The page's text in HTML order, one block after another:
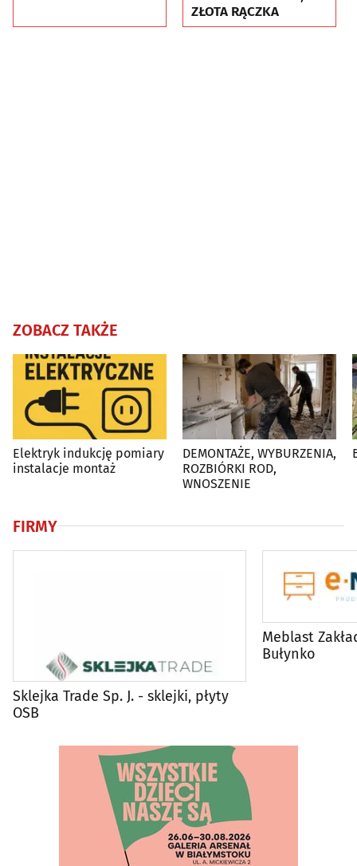
ZŁOTA RĄCZKA
ZOBACZ TAKŻE
Elektryk indukcję pomiary
instalacje montaż
DEMONTAŻE, WYBURZENIA,
ROZBIÓRKI ROD,
WNOSZENIE
FIRMY
Sklejka Trade Sp. J. - sklejki, płyty
OSB
Meblast
Bułynko